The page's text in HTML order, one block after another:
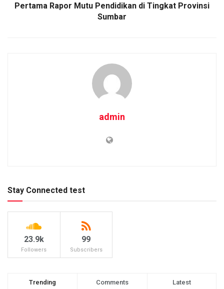
Pertama Rapor Mutu Pendidikan di Tingkat Provinsi
Sumbar
admin
Stay Connected test
23.9k
Followers
99
Subscribers
Trending Comments Latest